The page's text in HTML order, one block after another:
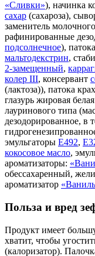
«Сливки»), начинка
сахар (сахароза),
заменитель
рафинированные
подсолнечное),
мальтодекстрин,
2-замещенный,
колер III, консервант
(лактоза)), патока
глазурь жировая
лауринового типа
дезодорированное, в
эмульгаторы Е492,
кокосовое масло,
ароматизаторы:
обессахаренный,
ароматизатор
Польза и вред
Продукт имеет
хватит, чтобы
(калоризатор).